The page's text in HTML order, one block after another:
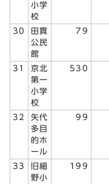
小学
校
30
田貫
公民
館
79
31
京北
第一
小学
校
530
32
矢代
多目
的ホ
ール
99
33
旧細
野小
199